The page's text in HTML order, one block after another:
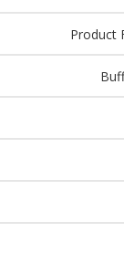
Product